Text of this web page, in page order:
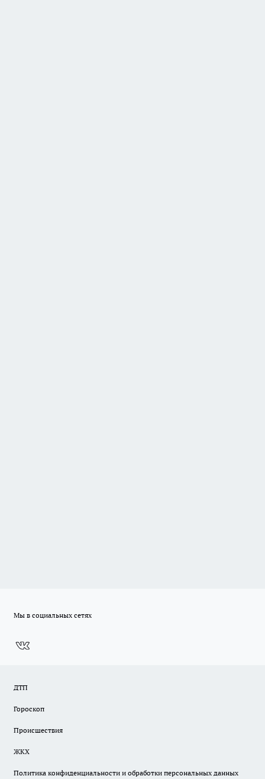
Мы в социальных сетях
ДТП
Гороскоп
Происшествия
ЖКХ
Политика конфиденциальности и обработки персональных данных